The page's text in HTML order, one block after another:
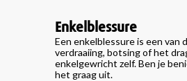
Enkelblessure
Een enkelblessureis een van
verdraaiing, botsing of het
enkelgewricht zelf. Ben je
het graag uit.